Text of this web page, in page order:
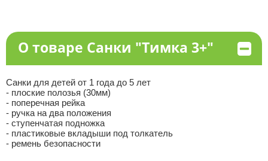
О товаре Санки "Тимка 3+"
Санки для детей от 1 года до 5 лет
- плоские полозья (30мм)
- поперечная рейка
- ручка на два положения
- ступенчатая подножка
- пластиковые вкладыши под толкатель
- ремень безопасности